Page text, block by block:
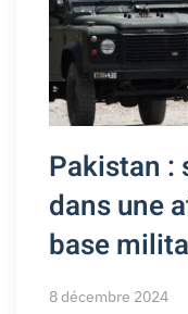
Pakistan :
dans une
base
8 décembre 2024